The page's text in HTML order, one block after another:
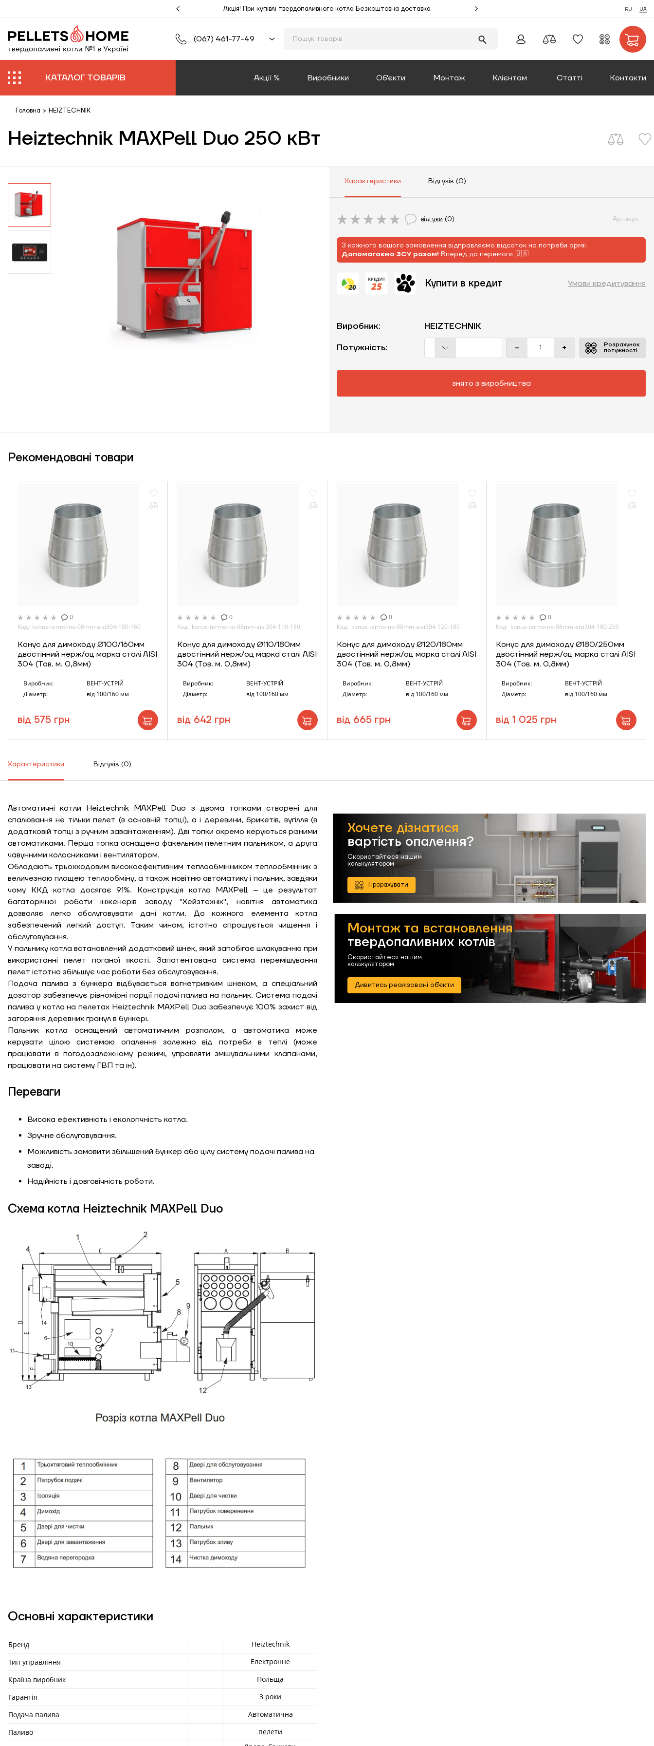
Акція! При купівлі твердопаливного котла Безкоштовна доставка Акція! Замовляйте монтаж котлів та отримуйте
RU UA
(067) 461-77-49
КАТАЛОГ ТОВАРІВ Акції % Виробники Об'єкти Монтаж Клієнтам Статті Контакти
Головна > HEIZTECHNIK
Heiztechnik MAXPell Duo 250 кВт
Характеристики Відгуків (0)
відгуки (0) Артикул
З кожного вашого замовлення відправляємо відсоток на потреби армії.
Допомагаємо ЗСУ разом! Вперед до перемоги 🇺🇦
Купити в кредит Умови кредитування
Виробник:
HEIZTECHNIK
Потужність:
- +
Розрахунок
потужності
знято з виробництва
Рекомендовані товари
0
Код: konus-termo-no-08mm-aisi304-100-160
Конус для димоходу Ø100/160мм
двостінний нерж/оц марка сталі AISI
304 (Тов. м. 0,8мм)
Виробник:
ВЕНТ-УСТРІЙ
Діаметр:
від 100/160 мм
від 575 грн
0
Код: konus-termo-no-08mm-aisi304-110-180
Конус для димоходу Ø110/180мм
двостінний нерж/оц марка сталі AISI
304 (Тов. м. 0,8мм)
Виробник:
ВЕНТ-УСТРІЙ
Діаметр:
від 100/160 мм
від 642 грн
0
Код: konus-termo-no-08mm-aisi304-120-180
Конус для димоходу Ø120/180мм
двостінний нерж/оц марка сталі AISI
304 (Тов. м. 0,8мм)
Виробник:
ВЕНТ-УСТРІЙ
Діаметр:
від 100/160 мм
від 665 грн
0
Код: konus-termo-no-08mm-aisi304-180-250
Конус для димоходу Ø180/250мм
двостінний нерж/оц марка сталі AISI
304 (Тов. м. 0,8мм)
Виробник:
ВЕНТ-УСТРІЙ
Діаметр:
від 100/160 мм
від 1 025 грн
Характеристики Відгуків (0)
Автоматичні котли Heiztechnik MAXPell Duo з двома топками створені для
спалювання не тільки пелет (в основній топці), а і деревини, брикетів, вугілля (в
додатковій топці з ручним завантаженням). Дві топки окремо керуються різними
автоматиками. Перша топка оснащена факельним пелетним пальником, а друга
чавунними колосниками і вентилятором.
Обладають трьохходовим високоефективним теплообмінником теплообмінник з
величезною площею теплообміну, а також новітню автоматику і пальник, завдяки
чому ККД котла досягає 91%. Конструкція котла MAXPell – це результат
багаторічної роботи інженерів заводу "Хейзтехнік", новітня автоматика
дозволяє легко обслуговувати дані котли. До кожного елемента котла
забезпечений легкий доступ. Таким чином, істотно спрощується чищення і
обслуговування.
У пальнику котла встановлений додатковий шнек, який запобігає шлакуванню при
використанні пелет поганої якості. Запатентована система перемішування
пелет істотно збільшує час роботи без обслуговування.
Подача палива з бункера відбувається вогнетривким шнеком, а спеціальний
дозатор забезпечує рівномірні порції подачі палива на пальник. Система подачі
палива у котла на пелетах Heiztechnik MAXPell Duo забезпечує 100% захист від
загоряння деревних гранул в бункері.
Пальник котла оснащений автоматичним розпалом, а автоматика може
керувати цілою системою опалення залежно від потреби в теплі (може
працювати в погодозалежному режимі, управляти змішувальними клапанами,
працювати на систему ГВП та ін).
Переваги
Висока ефективність і екологічність котла.
Зручне обслуговування.
Можливість замовити збільшений бункер або цілу систему подачі палива на
заводі.
Надійність і довговічність роботи.
Схема котла Heiztechnik MAXPell Duo
Основні характеристики
Бренд
Heiztechnik
Тип управління
Електронне
Країна виробник
Польща
Гарантія
3 роки
Подача палива
Автоматична
Паливо
пелети
Хочете дізнатися
вартість опалення?
Скористайтеся нашим
калькулятором
Прорахувати
Монтаж та встановлення
твердопаливних котлів
Скористайтеся нашим
калькулятором
Дивитись реалізовані об'єкти
Висота, м
Ступінь утеплення,
потужність, кВт
Замовити
ЗАМОВИТИ ПОСЛУГУ МОНТАЖУ